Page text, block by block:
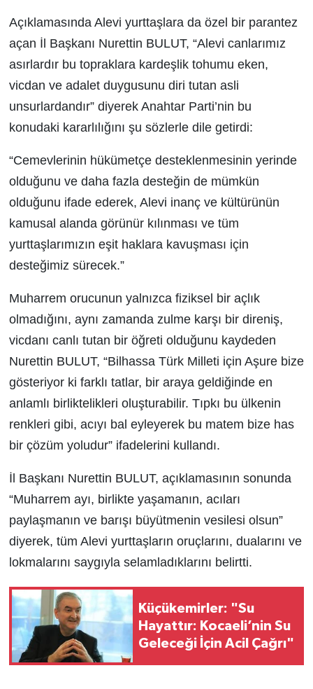
Açıklamasında Alevi yurttaşlara da özel bir parantez
açan İl Başkanı Nurettin BULUT, “Alevi canlarımız
asırlardır bu topraklara kardeşlik tohumu eken,
vicdan ve adalet duygusunu diri tutan asli
unsurlardandır” diyerek Anahtar Parti’nin bu
konudaki kararlılığını şu sözlerle dile getirdi:
“Cemevlerinin hükümetçe desteklenmesinin yerinde
olduğunu ve daha fazla desteğin de mümkün
olduğunu ifade ederek, Alevi inanç ve kültürünün
kamusal alanda görünür kılınması ve tüm
yurttaşlarımızın eşit haklara kavuşması için
desteğimiz sürecek.”
Muharrem orucunun yalnızca fiziksel bir açlık
olmadığını, aynı zamanda zulme karşı bir direniş,
vicdanı canlı tutan bir öğreti olduğunu kaydeden
Nurettin BULUT, “Bilhassa Türk Milleti için Aşure bize
gösteriyor ki farklı tatlar, bir araya geldiğinde en
anlamlı birliktelikleri oluşturabilir. Tıpkı bu ülkenin
renkleri gibi, acıyı bal eyleyerek bu matem bize has
bir çözüm yoludur” ifadelerini kullandı.
İl Başkanı Nurettin BULUT, açıklamasının sonunda
“Muharrem ayı, birlikte yaşamanın, acıları
paylaşmanın ve barışı büyütmenin vesilesi olsun”
diyerek, tüm Alevi yurttaşların oruçlarını, dualarını ve
lokmalarını saygıyla selamladıklarını belirtti.
Küçükemirler: "Su
Hayattır: Kocaeli’nin Su
Geleceği İçin Acil Çağrı"